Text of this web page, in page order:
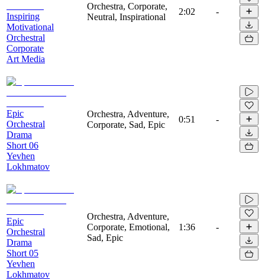
Inspiring
Motivational
Orchestral
Corporate
Art Media
Orchestra, Corporate,
Neutral, Inspirational
2:02 -
Epic
Orchestral
Drama
Short 06
Yevhen
Lokhmatov
Orchestra, Adventure,
Corporate, Sad, Epic
0:51 -
Epic
Orchestral
Drama
Short 05
Yevhen
Lokhmatov
Orchestra, Adventure,
Corporate, Emotional,
Sad, Epic
1:36 -